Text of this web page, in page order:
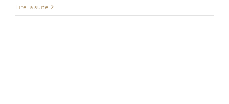
Lire la suite